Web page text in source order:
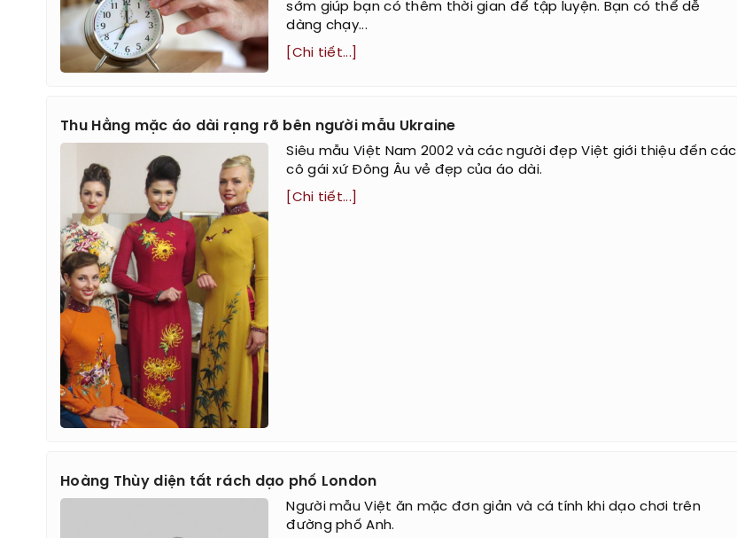
sớm giúp bạn có thêm thời gian để tập luyện. Bạn có thể dễ
dàng chạy...
[Chi tiết...]
Thu Hằng mặc áo dài rạng rỡ bên người mẫu Ukraine
Siêu mẫu Việt Nam 2002 và các người đẹp Việt giới thiệu đến các
cô gái xứ Đông Âu vẻ đẹp của áo dài.
[Chi tiết...]
Hoàng Thùy diện tất rách dạo phố London
Người mẫu Việt ăn mặc đơn giản và cá tính khi dạo chơi trên
đường phố Anh.